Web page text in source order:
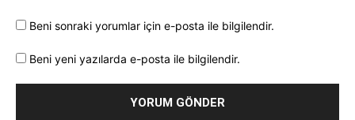
Beni sonraki yorumlar için e-posta ile bilgilendir.
Beni yeni yazılarda e-posta ile bilgilendir.